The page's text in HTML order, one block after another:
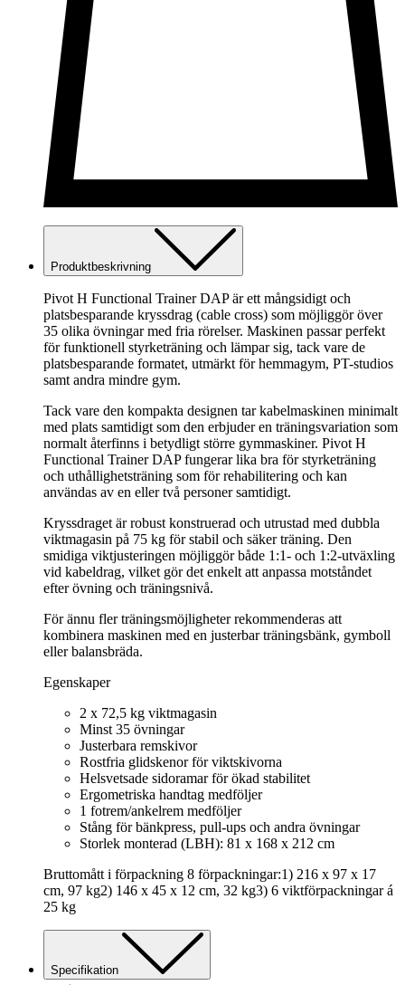
Produktbeskrivning
Pivot H Functional Trainer DAP är ett mångsidigt och
platsbesparande kryssdrag (cable cross) som möjliggör över
35 olika övningar med fria rörelser. Maskinen passar perfekt
för funktionell styrketräning och lämpar sig, tack vare de
platsbesparande formatet, utmärkt för hemmagym, PT-studios
samt andra mindre gym.
Tack vare den kompakta designen tar kabelmaskinen minimalt
med plats samtidigt som den erbjuder en träningsvariation som
normalt återfinns i betydligt större gymmaskiner. Pivot H
Functional Trainer DAP fungerar lika bra för styrketräning
och uthållighetsträning som för rehabilitering och kan
användas av en eller två personer samtidigt.
Kryssdraget är robust konstruerad och utrustad med dubbla
viktmagasin på 75 kg för stabil och säker träning. Den
smidiga viktjusteringen möjliggör både 1:1- och 1:2-utväxling
vid kabeldrag, vilket gör det enkelt att anpassa motståndet
efter övning och träningsnivå.
För ännu fler träningsmöjligheter rekommenderas att
kombinera maskinen med en justerbar träningsbänk, gymboll
eller balansbräda.
Egenskaper
2 x 72,5 kg viktmagasin
Minst 35 övningar
Justerbara remskivor
Rostfria glidskenor för viktskivorna
Helsvetsade sidoramar för ökad stabilitet
Ergometriska handtag medföljer
1 fotrem/ankelrem medföljer
Stång för bänkpress, pull-ups och andra övningar
Storlek monterad (LBH): 81 x 168 x 212 cm
Bruttomått i förpackning 8 förpackningar:1) 216 x 97 x 17
cm, 97 kg2) 146 x 45 x 12 cm, 32 kg3) 6 viktförpackningar á
25 kg
Specifikation